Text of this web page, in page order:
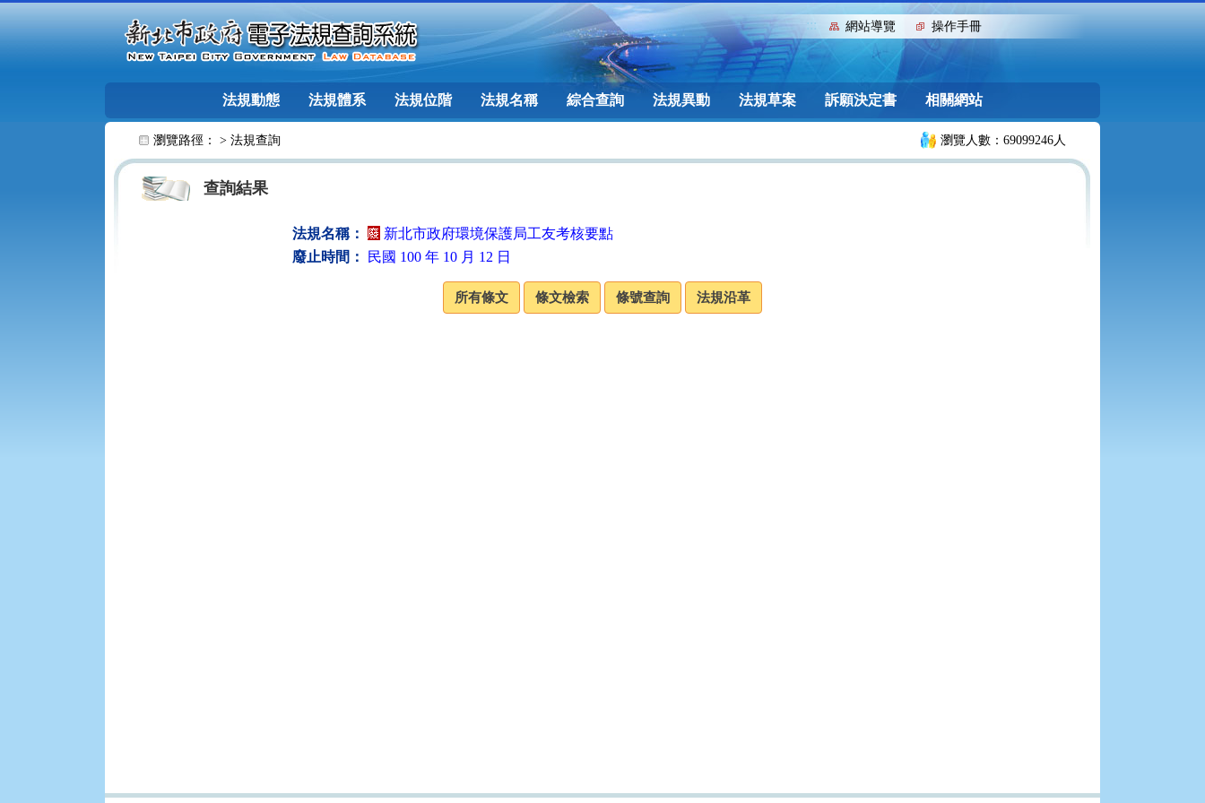
::: 網站導覽 操作手冊
法規動態 法規體系 法規位階 法規名稱 綜合查詢 法規異動 法規草案 訴願決定書 相關網站
瀏覽路徑： > 法規查詢 瀏覽人數：69099246人
查詢結果
法規名稱：
新北市政府環境保護局工友考核要點
廢止時間：
民國 100 年 10 月 12 日